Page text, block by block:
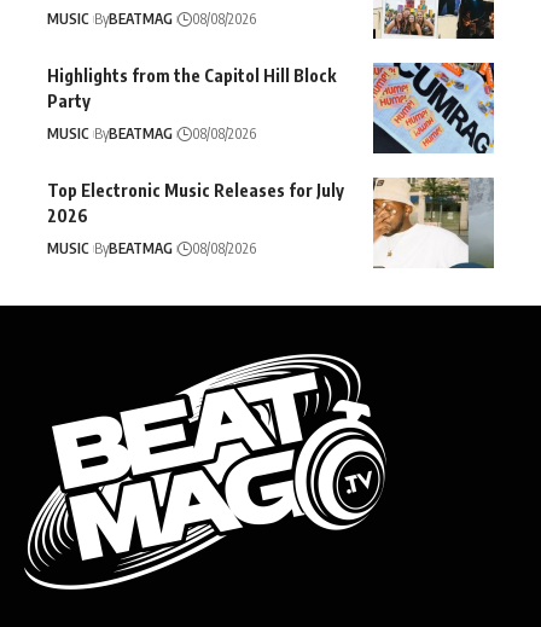
MUSIC ByBEATMAG 08/08/2026
Highlights from the Capitol Hill Block
Party
MUSIC ByBEATMAG 08/08/2026
Top Electronic Music Releases for July
2026
MUSIC ByBEATMAG 08/08/2026